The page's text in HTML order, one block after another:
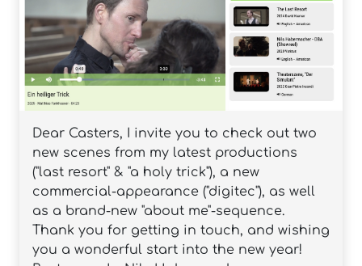
Dear Casters, I invite you to check out two
new scenes from my latest productions
("last resort" & "a holy trick"), a new
commercial-appearance ("digitec"), as well
as a brand-new "about me"-sequence.
Thank you for getting in touch, and wishing
you a wonderful start into the new year!